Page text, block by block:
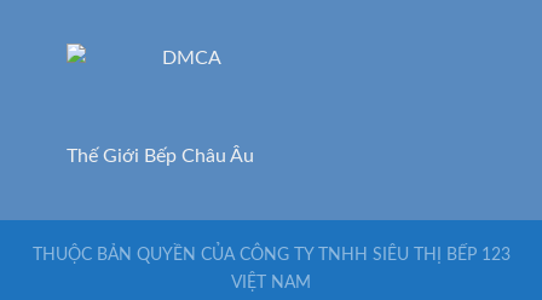
Thế Giới Bếp Châu Âu
THUỘC BẢN QUYỀN CỦA CÔNG TY TNHH SIÊU THỊ BẾP 123
VIỆT NAM